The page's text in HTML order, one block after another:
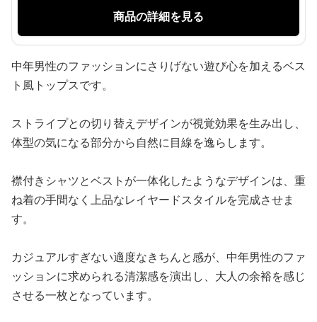
商品の詳細を見る
中年男性のファッションにさりげない遊び心を加えるベス
ト風トップスです。
ストライプとの切り替えデザインが視覚効果を生み出し、
体型の気になる部分から自然に目線を逸らします。
襟付きシャツとベストが一体化したようなデザインは、重
ね着の手間なく上品なレイヤードスタイルを完成させま
す。
カジュアルすぎない適度なきちんと感が、中年男性のファ
ッションに求められる清潔感を演出し、大人の余裕を感じ
させる一枚となっています。